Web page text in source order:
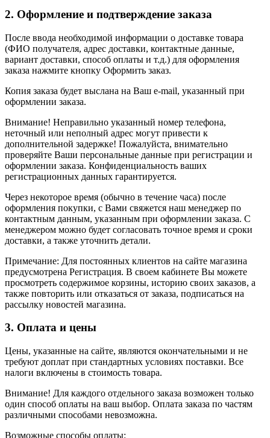
2. Оформление и подтверждение заказа
После ввода необходимой информации о доставке товара
(ФИО получателя, адрес доставки, контактные данные,
вариант доставки, способ оплаты и т.д.) для оформления
заказа нажмите кнопку Оформить заказ.
Копия заказа будет выслана на Ваш e-mail, указанный при
оформлении заказа.
Внимание! Неправильно указанный номер телефона,
неточный или неполный адрес могут привести к
дополнительной задержке! Пожалуйста, внимательно
проверяйте Ваши персональные данные при регистрации и
оформлении заказа. Конфиденциальность ваших
регистрационных данных гарантируется.
Через некоторое время (обычно в течение часа) после
оформления покупки, с Вами свяжется наш менеджер по
контактным данным, указанным при оформлении заказа. С
менеджером можно будет согласовать точное время и сроки
доставки, а также уточнить детали.
Примечание: Для постоянных клиентов на сайте магазина
предусмотрена Регистрация. В своем кабинете Вы можете
просмотреть содержимое корзины, историю своих заказов, а
также повторить или отказаться от заказа, подписаться на
рассылку новостей магазина.
3. Оплата и цены
Цены, указанные на сайте, являются окончательными и не
требуют доплат при стандартных условиях поставки. Все
налоги включены в стоимость товара.
Внимание! Для каждого отдельного заказа возможен только
один способ оплаты на ваш выбор. Оплата заказа по частям
различными способами невозможна.
Возможные способы оплаты: